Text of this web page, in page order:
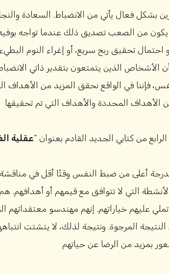
بشكل فعال يأتي من الانضباط. السعادة
من الصعب تصديق ذلك عندما تواجه
تحقيق ربح سريع، أو إغراء النوم
الأشخاص الذين يتمتعون بتقدير ذاتي
فإننا في الواقع نحقق المزيد من الأهداف
من كتابي الجديد القادم بعنوان “عقلية
أعلى من ضبط النفس وقتًا أقل في مناقشة
التي لا تتوافق مع قيمهم أو أهدافهم.
تملي عليهم خياراتهم. إنهم مهندسو معتقداتهم
المرجوة. ونتيجة لذلك، لا يتشتت